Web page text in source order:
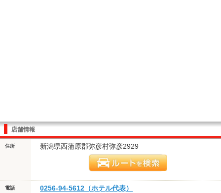
店舗情報
住所 新潟県西蒲原郡弥彦村弥彦2929
電話 0256-94-5612（ホテル代表）